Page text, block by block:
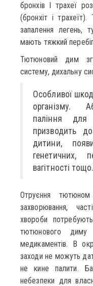
бронхів I трахеї
(бронхіт i
запалення легень,
мають тяжкий
Тютюновий дим
систему, дихальну
Особливої
організму.
паління
призводить
дитини,
генетичних,
вагітності тощо.
Отруєння тютюном
захворювання,
хвороби
тютюнового диму
медикаментів. В
заходи не можуть
не кине палити.
небезпеки для